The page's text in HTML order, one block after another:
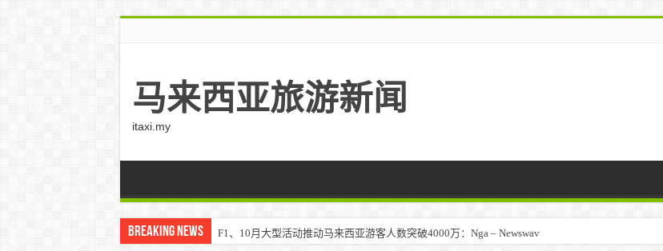
马来西亚旅游新闻
itaxi.my
Breaking News F1、10月大型活动推动马来西亚游客人数突破4000万：Nga – Newswav